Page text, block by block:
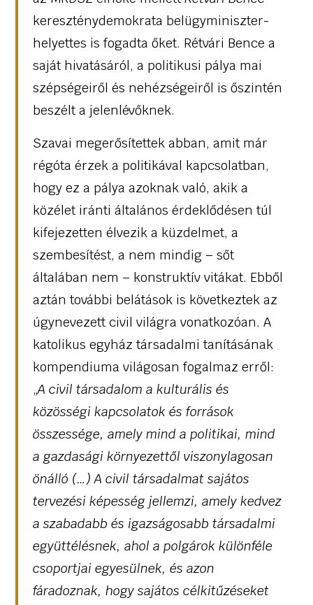
kereszténydemokrata belügyminiszter-
helyettes is fogadta őket. Rétvári Bence a
saját hivatásáról, a politikusi pálya mai
szépségeiről és nehézségeiről is őszintén
beszélt a jelenlévőknek.
Szavai megerősítettek abban, amit már
régóta érzek a politikával kapcsolatban,
hogy ez a pálya azoknak való, akik a
közélet iránti általános érdeklődésen túl
kifejezetten élvezik a küzdelmet, a
szembesítést, a nem mindig – sőt
általában nem – konstruktív vitákat. Ebből
aztán további belátások is következtek az
úgynevezett civil világra vonatkozóan. A
katolikus egyház társadalmi tanításának
kompendiuma világosan fogalmaz erről:
„A civil társadalom a kulturális és
közösségi kapcsolatok és források
összessége, amely mind a politikai, mind
a gazdasági környezettől viszonylagosan
önálló (…) A civil társadalmat sajátos
tervezési képesség jellemzi, amely kedvez
a szabadabb és igazságosabb társadalmi
együttélésnek, ahol a polgárok különféle
csoportjai egyesülnek, és azon
fáradoznak, hogy sajátos célkitűzéseket